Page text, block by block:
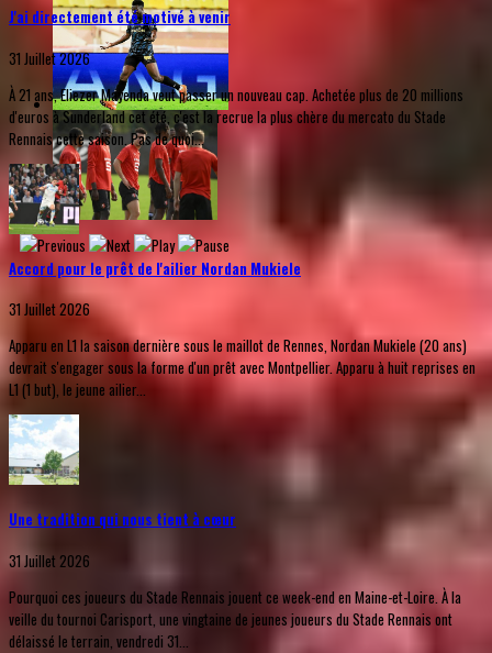
J'ai directement été motivé à venir
31 Juillet 2026
À 21 ans, Eliezer Mayenda veut passer un nouveau cap. Achetée plus de 20 millions
d'euros à Sunderland cet été, c'est la recrue la plus chère du mercato du Stade
Rennais cette saison. Pas de quoi...
Accord pour le prêt de l'ailier Nordan Mukiele
31 Juillet 2026
Apparu en L1 la saison dernière sous le maillot de Rennes, Nordan Mukiele (20 ans)
devrait s'engager sous la forme d'un prêt avec Montpellier. Apparu à huit reprises en
L1 (1 but), le jeune ailier...
Une tradition qui nous tient à cœur
31 Juillet 2026
Pourquoi ces joueurs du Stade Rennais jouent ce week-end en Maine-et-Loire. À la
veille du tournoi Carisport, une vingtaine de jeunes joueurs du Stade Rennais ont
délaissé le terrain, vendredi 31...